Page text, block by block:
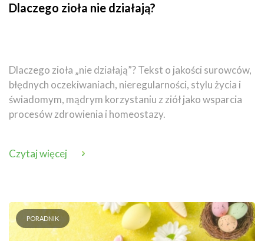
Dlaczego zioła nie działają?
Dlaczego zioła „nie działają”? Tekst o jakości surowców,
błędnych oczekiwaniach, nieregularności, stylu życia i
świadomym, mądrym korzystaniu z ziół jako wsparcia
procesów zdrowienia i homeostazy.
Czytaj więcej
PORADNIK